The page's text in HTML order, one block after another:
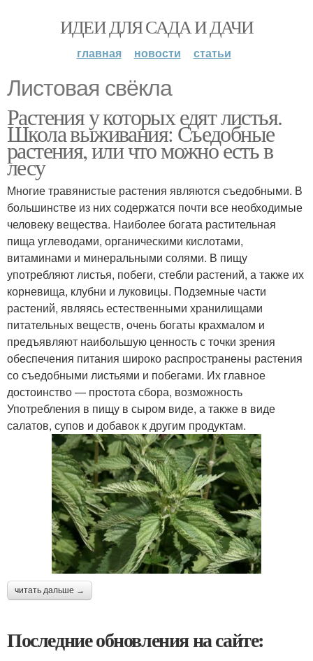
ИДЕИ ДЛЯ САДА И ДАЧИ
главная новости статьи
Листовая свёкла
Растения у которых едят листья.
Школа выживания: Съедобные
растения, или что можно есть в
лесу
Многие травянистые растения являются съедобными. В
большинстве из них содержатся почти все необходимые
человеку вещества. Наиболее богата растительная
пища углеводами, органическими кислотами,
витаминами и минеральными солями. В пищу
употребляют листья, побеги, стебли растений, а также их
корневища, клубни и луковицы. Подземные части
растений, являясь естественными хранилищами
питательных веществ, очень богаты крахмалом и
предъявляют наибольшую ценность с точки зрения
обеспечения питания широко распространены растения
со съедобными листьями и побегами. Их главное
достоинство — простота сбора, возможность
Употребления в пищу в сыром виде, а также в виде
салатов, супов и добавок к другим продуктам.
читать дальше →
Последние обновления на сайте: